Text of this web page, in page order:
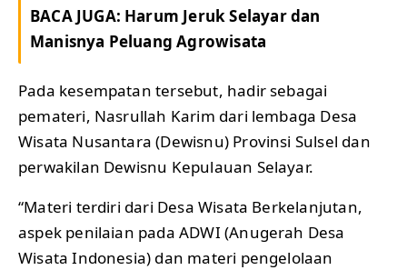
BACA JUGA: Harum Jeruk Selayar dan
Manisnya Peluang Agrowisata
Pada kesempatan tersebut, hadir sebagai
pemateri, Nasrullah Karim dari lembaga Desa
Wisata Nusantara (Dewisnu) Provinsi Sulsel dan
perwakilan Dewisnu Kepulauan Selayar.
“Materi terdiri dari Desa Wisata Berkelanjutan,
aspek penilaian pada ADWI (Anugerah Desa
Wisata Indonesia) dan materi pengelolaan